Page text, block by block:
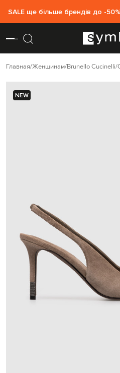
SALE ще більше брендів до -
Главная Женщинам Brunello Cucinelli
NEW